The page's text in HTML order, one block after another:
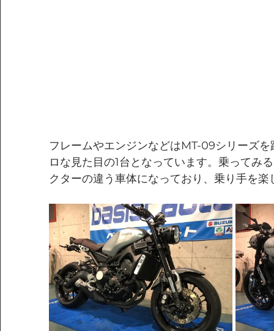
フレームやエンジンなどはMT-09シリーズ
ロな見た目の1台となっています。乗ってみ
クターの違う車体になっており、乗り手を